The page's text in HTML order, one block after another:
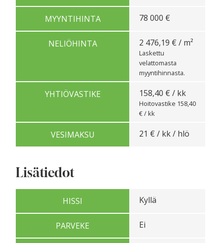
MYYNTIHINTA 78 000 €
NELIÖHINTA 2 476,19 € / m²
Laskettu
velattomasta
myyntihinnasta.
YHTIÖVASTIKE 158,40 € / kk
Hoitovastike 158,40
€ / kk
VESIMAKSU 21 € / kk / hlö
Lisätiedot
HISSI Kyllä
PARVEKE Ei